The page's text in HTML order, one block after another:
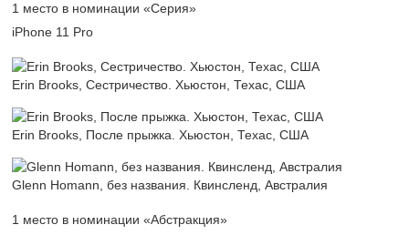
1 место в номинации «Серия»
iPhone 11 Pro
Erin Brooks, Сестричество. Хьюстон, Техас, США
Erin Brooks, После прыжка. Хьюстон, Техас, США
Glenn Homann, без названия. Квинсленд, Австралия
1 место в номинации «Абстракция»